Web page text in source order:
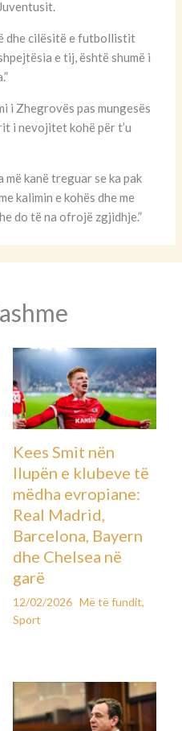
dhe cilësitë e futbollistit
e tij, është shumë i
i Zhegrovës pas mungesës
i nevojitet kohë për t’u
më kanë treguar se ka pak
kalimin e kohës dhe me
do të na ofrojë zgjidhje.”
në tri
një person,
dhe
e